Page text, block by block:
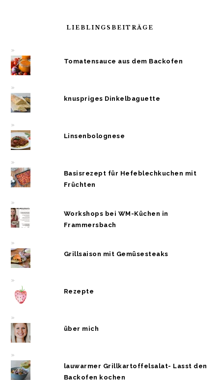
LIEBLINGSBEITRÄGE
Tomatensauce aus dem Backofen
knuspriges Dinkelbaguette
Linsenbolognese
Basisrezept für Hefeblechkuchen mit
Früchten
Workshops bei WM-Küchen in
Frammersbach
Grillsaison mit Gemüsesteaks
Rezepte
über mich
lauwarmer Grillkartoffelsalat- Lasst den
Backofen kochen